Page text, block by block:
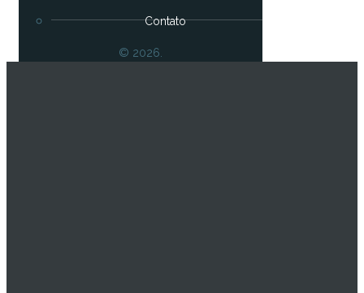
Contato
© 2026.